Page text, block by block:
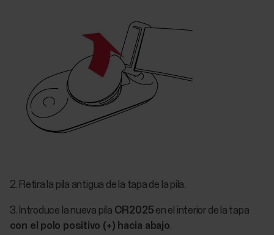
2. Retira la pila antigua de la tapa de la pila.
3. Introduce la nueva pila CR2025 en el interior de la tapa
con el polo positivo (+) hacia abajo.